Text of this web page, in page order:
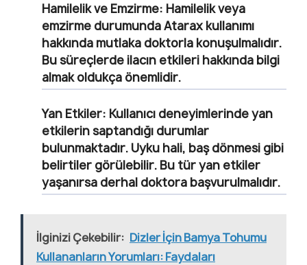
Hamilelik ve Emzirme: Hamilelik veya
emzirme durumunda Atarax kullanımı
hakkında mutlaka doktorla konuşulmalıdır.
Bu süreçlerde ilacın etkileri hakkında bilgi
almak oldukça önemlidir.
Yan Etkiler: Kullanıcı deneyimlerinde yan
etkilerin saptandığı durumlar
bulunmaktadır. Uyku hali, baş dönmesi gibi
belirtiler görülebilir. Bu tür yan etkiler
yaşanırsa derhal doktora başvurulmalıdır.
İlginizi Çekebilir: Dizler İçin Bamya Tohumu
Kullananların Yorumları: Faydaları